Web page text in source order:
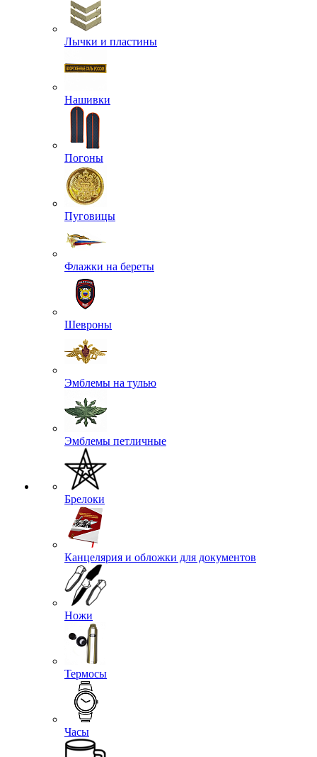
Лычки и пластины
Нашивки
Погоны
Пуговицы
Флажки на береты
Шевроны
Эмблемы на тулью
Эмблемы петличные
Брелоки
Канцелярия и обложки для документов
Ножи
Термосы
Часы